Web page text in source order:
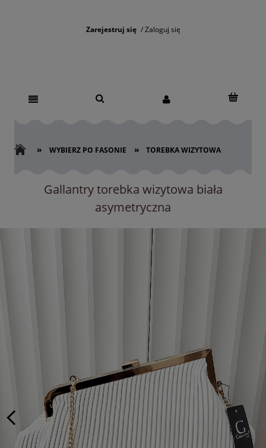
Zarejestruj się Zaloguj się
» WYBIERZ PO FASONIE » TOREBKA WIZYTOWA
Gallantry torebka wizytowa biała
asymetryczna